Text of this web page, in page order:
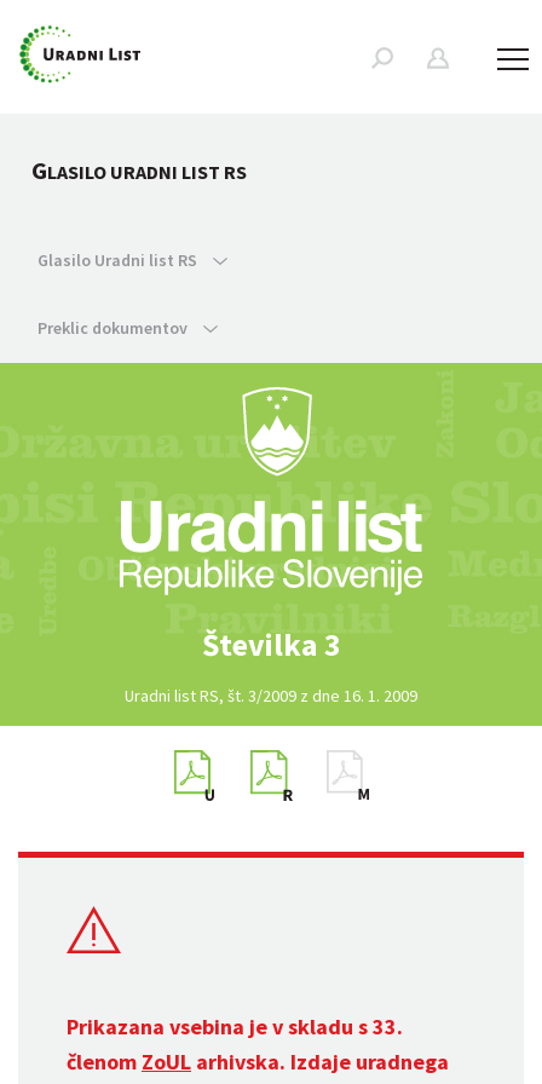
GLASILO URADNI LIST RS
Glasilo Uradni list RS
Preklic dokumentov
Številka 3
Uradni list RS, št. 3/2009 z dne 16. 1. 2009
Prikazana vsebina je v skladu s 33.
členom ZoUL arhivska. Izdaje uradnega